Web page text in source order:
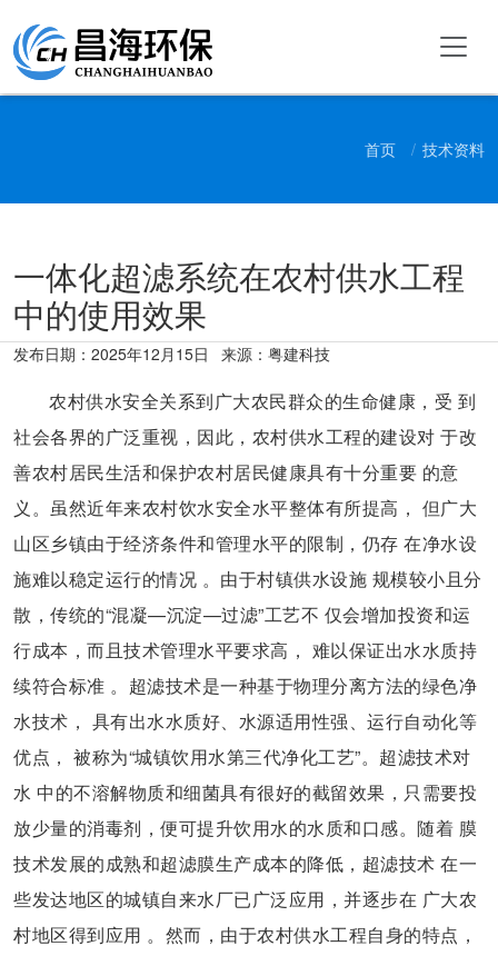
首页 技术资料
一体化超滤系统在农村供水工程
中的使用效果
发布日期： 2025年12月15日 来源：粤建科技
农村供水安全关系到广大农民群众的生命健康，受 到
社会各界的广泛重视，因此，农村供水工程的建设对 于改
善农村居民生活和保护农村居民健康具有十分重要 的意
义。虽然近年来农村饮水安全水平整体有所提高， 但广大
山区乡镇由于经济条件和管理水平的限制，仍存 在净水设
施难以稳定运行的情况 。由于村镇供水设施 规模较小且分
散，传统的“混凝—沉淀—过滤”工艺不 仅会增加投资和运
行成本，而且技术管理水平要求高， 难以保证出水水质持
续符合标准 。超滤技术是一种基于物理分离方法的绿色净
水技术， 具有出水水质好、水源适用性强、运行自动化等
优点， 被称为“城镇饮用水第三代净化工艺”。超滤技术对
水 中的不溶解物质和细菌具有很好的截留效果，只需要投
放少量的消毒剂，便可提升饮用水的水质和口感。随着 膜
技术发展的成熟和超滤膜生产成本的降低，超滤技术 在一
些发达地区的城镇自来水厂已广泛应用，并逐步在 广大农
村地区得到应用 。然而，由于农村供水工程自身的特点，